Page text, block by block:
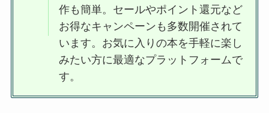
作も簡単。セールやポイント還元など
お得なキャンペーンも多数開催されて
います。お気に入りの本を手軽に楽し
みたい方に最適なプラットフォームで
す。